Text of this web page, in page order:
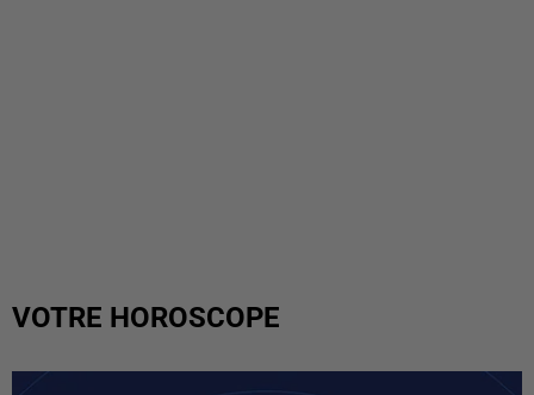
VOTRE HOROSCOPE